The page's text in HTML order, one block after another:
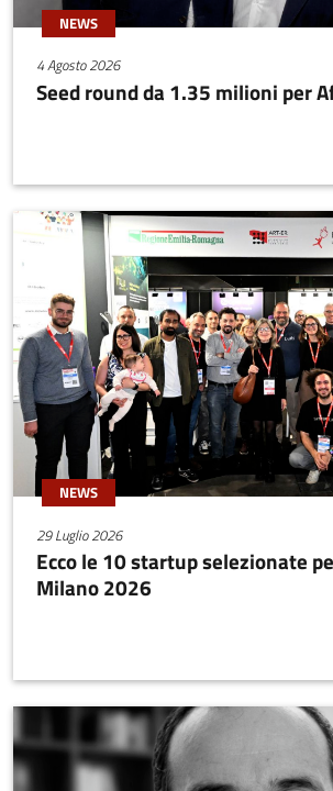
NEWS
4 Agosto 2026
Seed round da 1.35 milioni per
NEWS
29 Luglio 2026
Ecco le 10 startup selezionate
Milano 2026